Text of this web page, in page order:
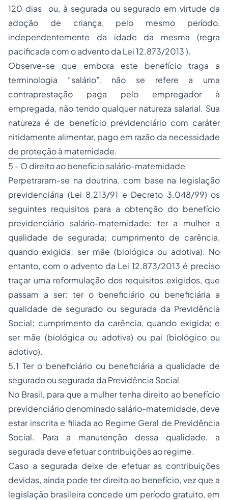
120 dias ou, à segurada ou segurado em virtude da
adoção de criança, pelo mesmo período,
independentemente da idade da mesma (regra
pacificada com o advento da Lei 12.873/2013 ).
Observe-se que embora este benefício traga a
terminologia “salário”, não se refere a uma
contraprestação paga pelo empregador à
empregada, não tendo qualquer natureza salarial. Sua
natureza é de benefício previdenciário com caráter
nitidamente alimentar, pago em razão da necessidade
de proteção à maternidade.
5 - O direito ao benefício salário-maternidade
Perpetraram-se na doutrina, com base na legislação
previdenciária (Lei 8.213/91 e Decreto 3.048/99) os
seguintes requisitos para a obtenção do benefício
previdenciário salário-maternidade: ter a mulher a
qualidade de segurada; cumprimento de carência,
quando exigida; ser mãe (biológica ou adotiva). No
entanto, com o advento da Lei 12.873/2013 é preciso
traçar uma reformulação dos requisitos exigidos, que
passam a ser: ter o beneficiário ou beneficiária a
qualidade de segurado ou segurada da Previdência
Social; cumprimento da carência, quando exigida; e
ser mãe (biológica ou adotiva) ou pai (biológico ou
adotivo).
5.1 Ter o beneficiário ou beneficiária a qualidade de
segurado ou segurada da Previdência Social
No Brasil, para que a mulher tenha direito ao benefício
previdenciário denominado salário-maternidade, deve
estar inscrita e filiada ao Regime Geral de Previdência
Social. Para a manutenção dessa qualidade, a
segurada deve efetuar contribuições ao regime.
Caso a segurada deixe de efetuar as contribuições
devidas, ainda pode ter direito ao benefício, vez que a
legislação brasileira concede um período gratuito, em